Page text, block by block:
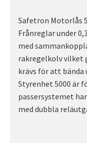
Safetron Motorlås
Frånreglar under
med
rakregelkolv vilket
krävs för att bända
Styrenhet 5000 är
passersystemet
med dubbla